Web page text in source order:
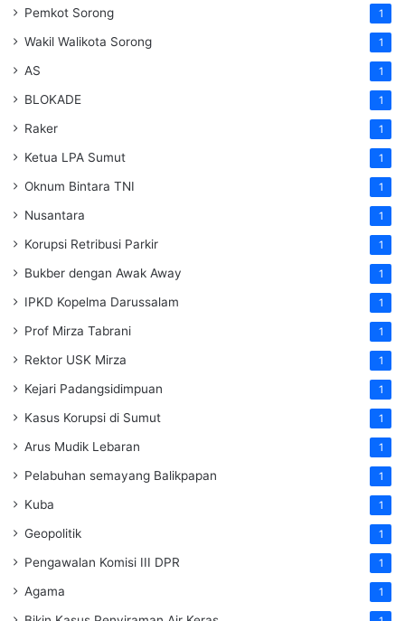
Pemkot Sorong 1
Wakil Walikota Sorong 1
AS 1
BLOKADE 1
Raker 1
Ketua LPA Sumut 1
Oknum Bintara TNI 1
Nusantara 1
Korupsi Retribusi Parkir 1
Bukber dengan Awak Away 1
IPKD Kopelma Darussalam 1
Prof Mirza Tabrani 1
Rektor USK Mirza 1
Kejari Padangsidimpuan 1
Kasus Korupsi di Sumut 1
Arus Mudik Lebaran 1
Pelabuhan semayang Balikpapan 1
Kuba 1
Geopolitik 1
Pengawalan Komisi III DPR 1
Agama 1